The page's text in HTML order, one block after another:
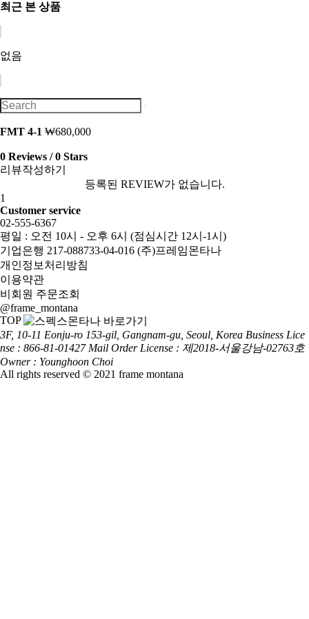
최근 본 상품
없음
FMT 4-1 ₩680,000
0 Reviews / 0 Stars
리뷰작성하기
등록된 REVIEW가 없습니다.
1
Customer service
02-555-6367
평일 : 오전 10시 - 오후 6시 (점심시간 12시-1시)
기업은행 217-088733-04-016 (주)프레임몬타나
개인정보처리방침
이용약관
비회원 주문조회
@frame_montana
TOP
3F, 10-11 Eonju-ro 153-gil, Gangnam-gu, Seoul, Korea Business Lice
nse : 866-81-01427 Mail Order License : 제2018-서울강남-02763호
Owner : Younghoon Choi
All rights reserved © 2021 frame montana